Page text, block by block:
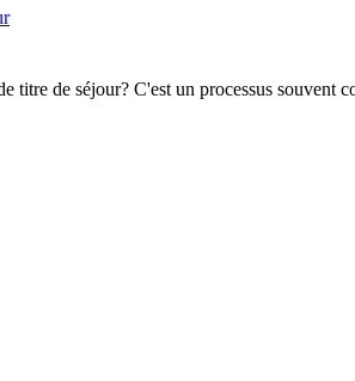
de séjour? C'est un processus souvent